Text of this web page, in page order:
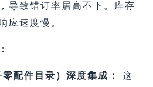
导致错订率居高不下。库存
应速度慢。
配件目录）深度集成：
这